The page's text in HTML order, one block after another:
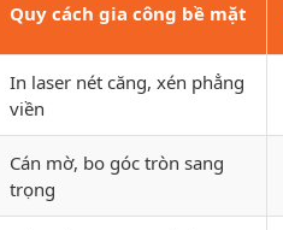
Quy cách gia công bề mặt
In laser nét căng, xén phẳng
viền
Cán mờ, bo góc tròn sang
trọng